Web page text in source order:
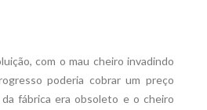
com o mau cheiro invadindo
poderia cobrar um preço
fábrica era obsoleto e o cheiro